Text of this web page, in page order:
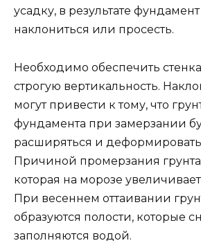
усадку, в результате
наклониться или просесть.
Необходимо обеспечить
строгую вертикальность.
могут привести к тому, что
фундамента при замерзании
расширяться и
Причиной промерзания грунта
которая на морозе
При весеннем оттаивании
образуются полости, которые
заполняются водой.